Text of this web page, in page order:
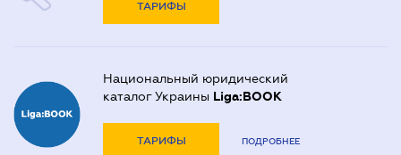
ТАРИФЫ
Национальный юридический
каталог Украины Liga:BOOK
ТАРИФЫ ПОДРОБНЕЕ